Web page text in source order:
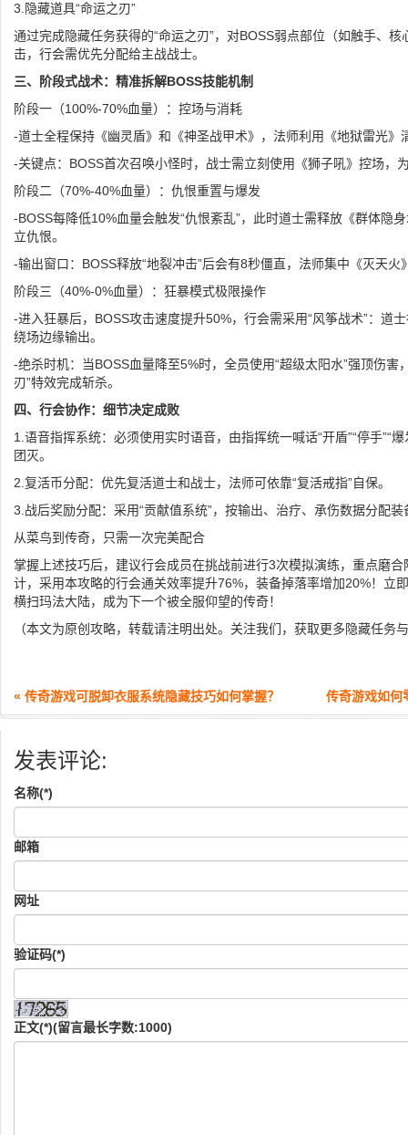
3.隐藏道具“命运之刃”
通过完成隐藏任务获得的“命运之刃”，对BOSS弱点部位（如触手、
击，行会需优先分配给主战战士。
三、阶段式战术：精准拆解BOSS技能机制
阶段一（100%-70%血量）：控场与消耗
-道士全程保持《幽灵盾》和《神圣战甲术》，法师利用《地狱雷光》
-关键点：BOSS首次召唤小怪时，战士需立刻使用《狮子吼》控场，
阶段二（70%-40%血量）：仇恨重置与爆发
-BOSS每降低10%血量会触发“仇恨紊乱”，此时道士需释放《群体隐
立仇恨。
-输出窗口：BOSS释放“地裂冲击”后会有8秒僵直，法师集中《灭天火
阶段三（40%-0%血量）：狂暴模式极限操作
-进入狂暴后，BOSS攻击速度提升50%，行会需采用“风筝战术”：道
绕场边缘输出。
-绝杀时机：当BOSS血量降至5%时，全员使用“超级太阳水”强顶伤害
刃”特效完成斩杀。
四、行会协作：细节决定成败
1.语音指挥系统：必须使用实时语音，由指挥统一喊话“开盾”“停手”“
团灭。
2.复活币分配：优先复活道士和战士，法师可依靠“复活戒指”自保。
3.战后奖励分配：采用“贡献值系统”，按输出、治疗、承伤数据分配
从菜鸟到传奇，只需一次完美配合
掌握上述技巧后，建议行会成员在挑战前进行3次模拟演练，重点磨
计，采用本攻略的行会通关效率提升76%，装备掉落率增加20%！立
横扫玛法大陆，成为下一个被全服仰望的传奇！
（本文为原创攻略，转载请注明出处。关注我们，获取更多隐藏任务
« 传奇游戏可脱卸衣服系统隐藏技巧如何掌握？ 传奇游戏如何
发表评论:
名称(*)
邮箱
网址
验证码(*)
正文(*)(留言最长字数:1000)